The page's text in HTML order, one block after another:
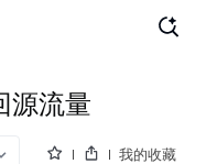
源流量
我的收藏